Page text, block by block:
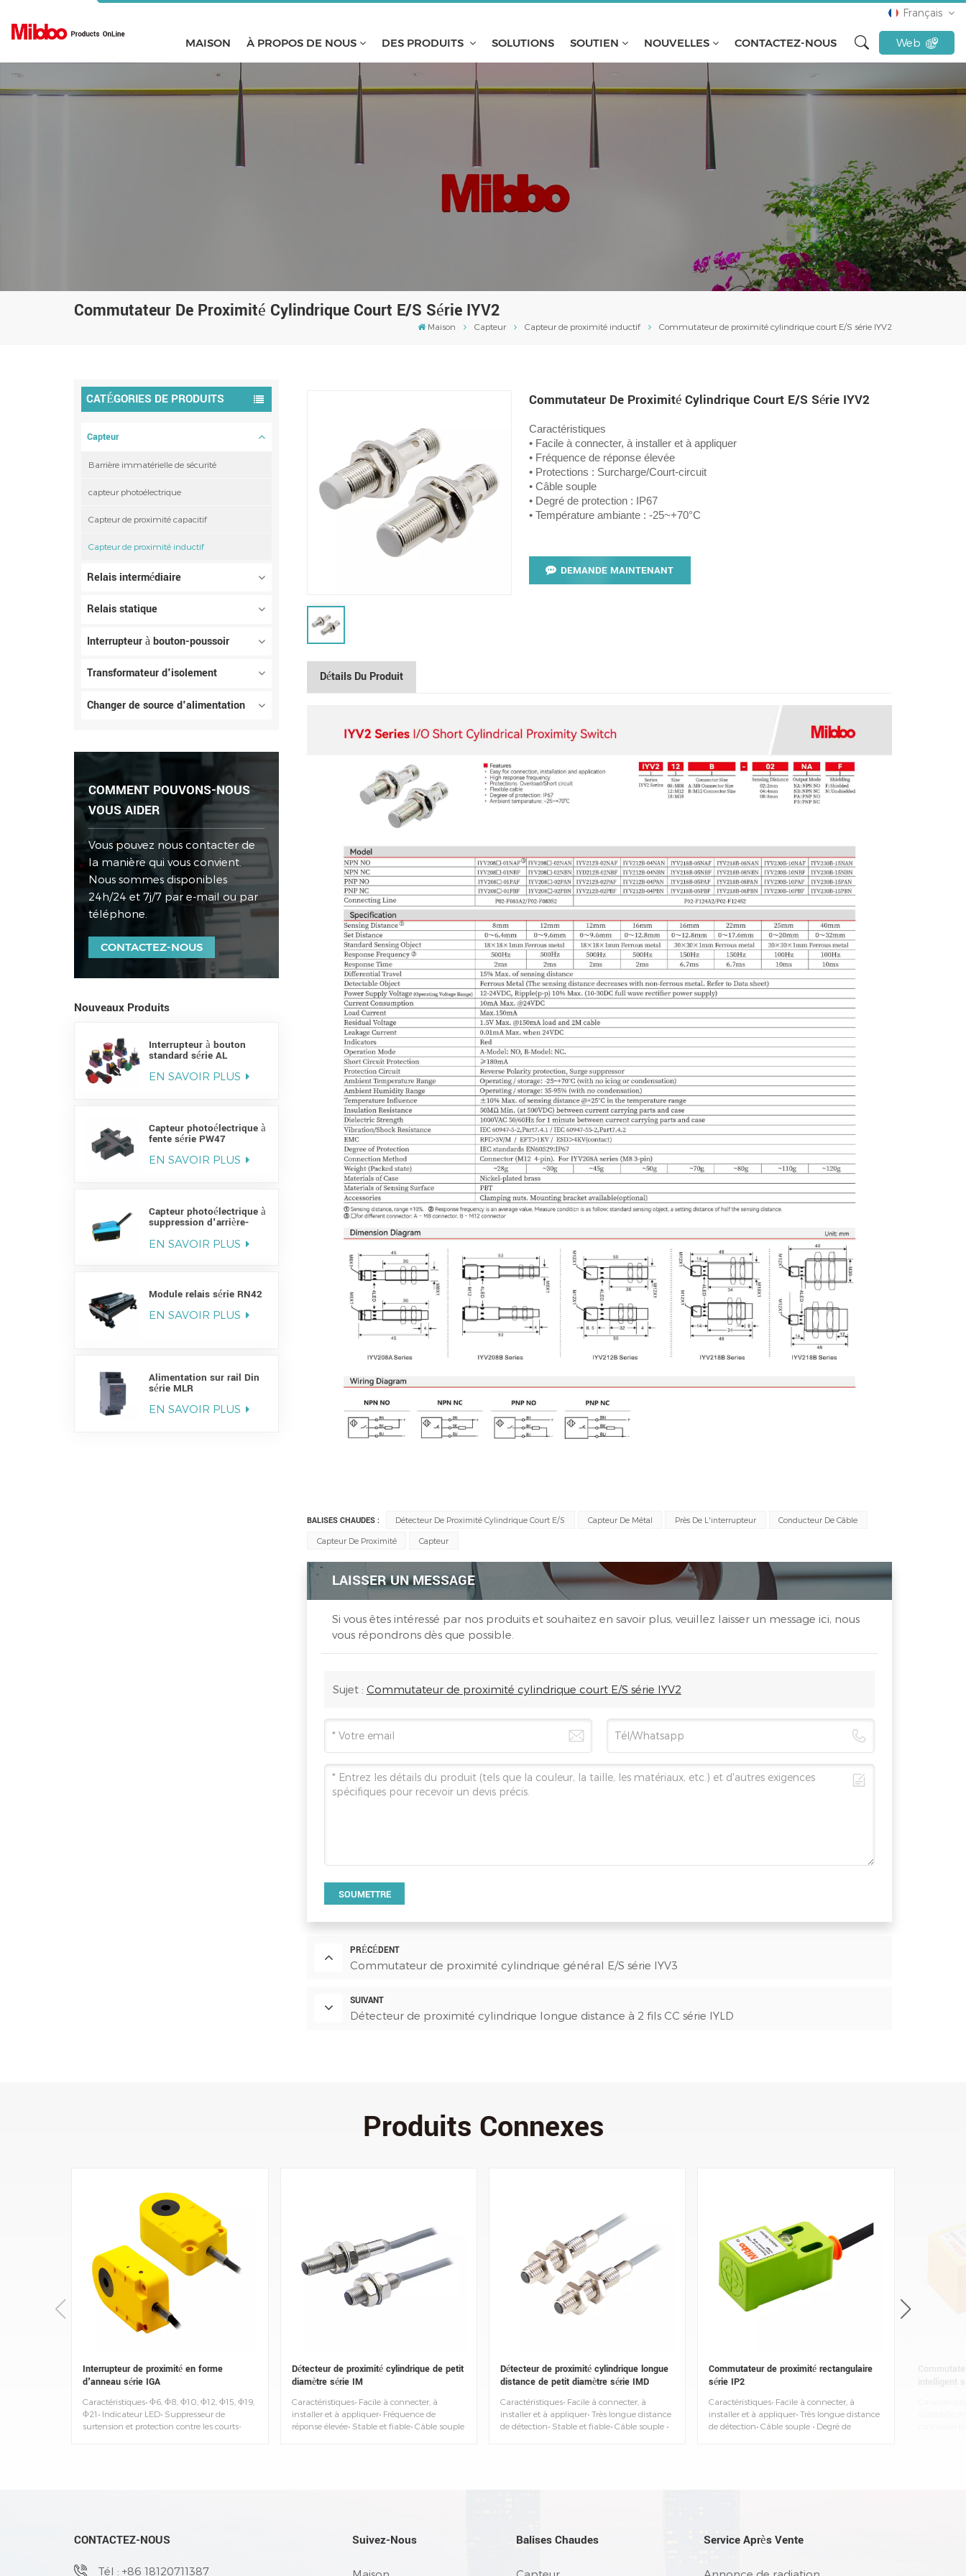
Français
español
Türkçe
Tiếng Việt
Indonesia
MAISON À PROPOS DE NOUS DES PRODUITS SOLUTIONS SOUTIEN NOUVELLES CONTACTEZ-NOUS Web
Commutateur De Proximité Cylindrique Court E/S Série IYV2
Maison Capteur Capteur de proximité inductif Commutateur de proximité cylindrique court E/S série IYV2
CATÉGORIES DE PRODUITS
Capteur
Barrière immatérielle de sécurité
capteur photoélectrique
Capteur de proximité capacitif
Capteur de proximité inductif
Relais intermédiaire
Relais statique
Interrupteur à bouton-poussoir
Transformateur d'isolement
Changer de source d'alimentation
COMMENT POUVONS-NOUS
VOUS AIDER
Vous pouvez nous contacter de
la manière qui vous convient.
Nous sommes disponibles
24h/24 et 7j/7 par e-mail ou par
téléphone.
CONTACTEZ-NOUS
Nouveaux Produits
Interrupteur à bouton
standard série AL
EN SAVOIR PLUS
Capteur photoélectrique à
fente série PW47
EN SAVOIR PLUS
Capteur photoélectrique à
suppression d'arrière-
EN SAVOIR PLUS
Module relais série RN42
EN SAVOIR PLUS
Alimentation sur rail Din
série MLR
EN SAVOIR PLUS
Commutateur De Proximité Cylindrique Court E/S Série IYV2
Caractéristiques
• Facile à connecter, à installer et à appliquer
• Fréquence de réponse élevée
• Protections : Surcharge/Court-circuit
• Câble souple
• Degré de protection : IP67
• Température ambiante : -25~+70°C
DEMANDE MAINTENANT
Détails Du Produit
BALISES CHAUDES : Détecteur De Proximité Cylindrique Court E/S Capteur De Métal Près De L'interrupteur Conducteur De Câble
Capteur De Proximité Capteur
LAISSER UN MESSAGE
Si vous êtes intéressé par nos produits et souhaitez en savoir plus, veuillez laisser un message ici, nous
vous répondrons dès que possible.
Sujet : Commutateur de proximité cylindrique court E/S série IYV2
SOUMETTRE
PRÉCÉDENT
Commutateur de proximité cylindrique général E/S série IYV3
SUIVANT
Détecteur de proximité cylindrique longue distance à 2 fils CC série IYLD
Produits Connexes
Interrupteur de proximité en forme
d'anneau série IGA
Caractéristiques• Φ6, Φ8, Φ10, Φ12, Φ15, Φ19,
Φ21• Indicateur LED• Suppresseur de
surtension et protection contre les courts-
Détecteur de proximité cylindrique de petit
diamètre série IM
Caractéristiques• Facile à connecter, à
installer et à appliquer• Fréquence de
réponse élevée• Stable et fiable• Câble souple
Détecteur de proximité cylindrique longue
distance de petit diamètre série IMD
Caractéristiques• Facile à connecter, à
installer et à appliquer• Très longue distance
de détection• Stable et fiable• Câble souple •
Commutateur de proximité rectangulaire
série IP2
Caractéristiques• Facile à connecter, à
installer et à appliquer• Très longue distance
de détection• Câble souple • Degré de
CONTACTEZ-NOUS
Tél : +86 18120711387
Suivez-Nous Balises Chaudes Service Après Vente